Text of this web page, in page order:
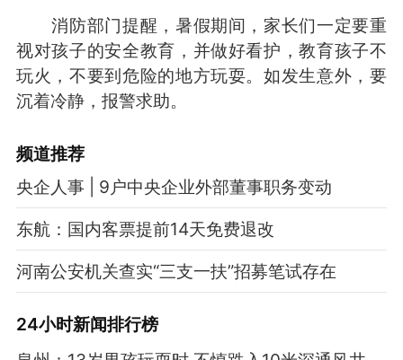
消防部门提醒，暑假期间，家长们一定要重
视对孩子的安全教育，并做好看护，教育孩子不
玩火，不要到危险的地方玩耍。如发生意外，要
沉着冷静，报警求助。
频道推荐
央企人事 | 9户中央企业外部董事职务变动
东航：国内客票提前14天免费退改
河南公安机关查实“三支一扶”招募笔试存在
24小时新闻排行榜